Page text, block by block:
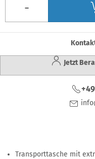
-
Jetzt
Transporttasche mit